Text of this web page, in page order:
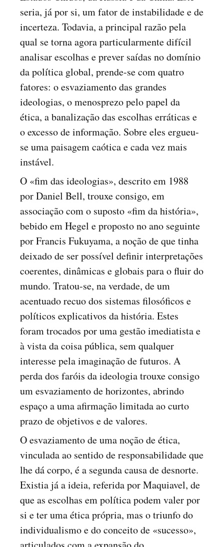
seria, já por si, um fator de instabilidade e de
incerteza. Todavia, a principal razão pela
qual se torna agora particularmente difícil
analisar escolhas e prever saídas no domínio
da política global, prende-se com quatro
fatores: o esvaziamento das grandes
ideologias, o menosprezo pelo papel da
ética, a banalização das escolhas erráticas e
o excesso de informação. Sobre eles ergueu-
se uma paisagem caótica e cada vez mais
instável.
O «fim das ideologias», descrito em 1988
por Daniel Bell, trouxe consigo, em
associação com o suposto «fim da história»,
bebido em Hegel e proposto no ano seguinte
por Francis Fukuyama, a noção de que tinha
deixado de ser possível definir interpretações
coerentes, dinâmicas e globais para o fluir do
mundo. Tratou-se, na verdade, de um
acentuado recuo dos sistemas filosóficos e
políticos explicativos da história. Estes
foram trocados por uma gestão imediatista e
à vista da coisa pública, sem qualquer
interesse pela imaginação de futuros. A
perda dos faróis da ideologia trouxe consigo
um esvaziamento de horizontes, abrindo
espaço a uma afirmação limitada ao curto
prazo de objetivos e de valores.
O esvaziamento de uma noção de ética,
vinculada ao sentido de responsabilidade que
lhe dá corpo, é a segunda causa de desnorte.
Existia já a ideia, referida por Maquiavel, de
que as escolhas em política podem valer por
si e ter uma ética própria, mas o triunfo do
individualismo e do conceito de «sucesso»,